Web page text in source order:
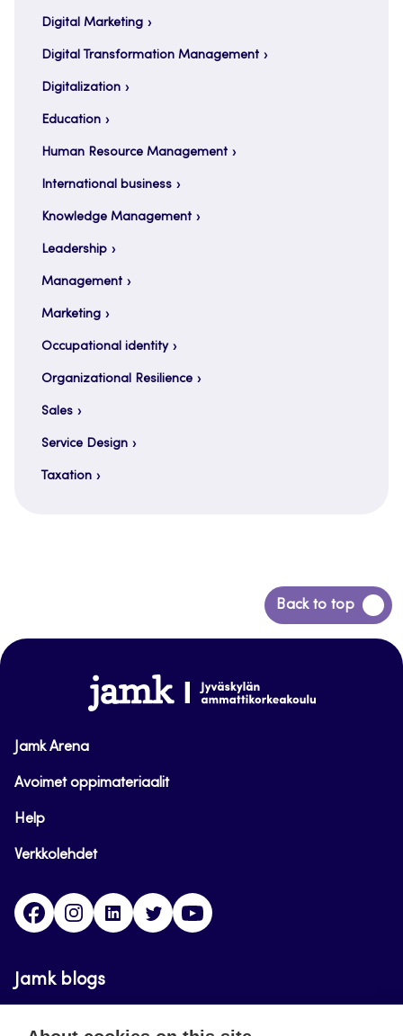
Digital Marketing
Digital Transformation Management
Digitalization
Education
Human Resource Management
International business
Knowledge Management
Leadership
Management
Marketing
Occupational identity
Organizational Resilience
Sales
Service Design
Taxation
Back to top
Back
to
www.jamk.fi
Jamk Arena
Avoimet oppimateriaalit
Help
Verkkolehdet
FacebookInstagramLinkedinTwitter
Jamk blogs
Updating the blogs of the Jamk blog service has